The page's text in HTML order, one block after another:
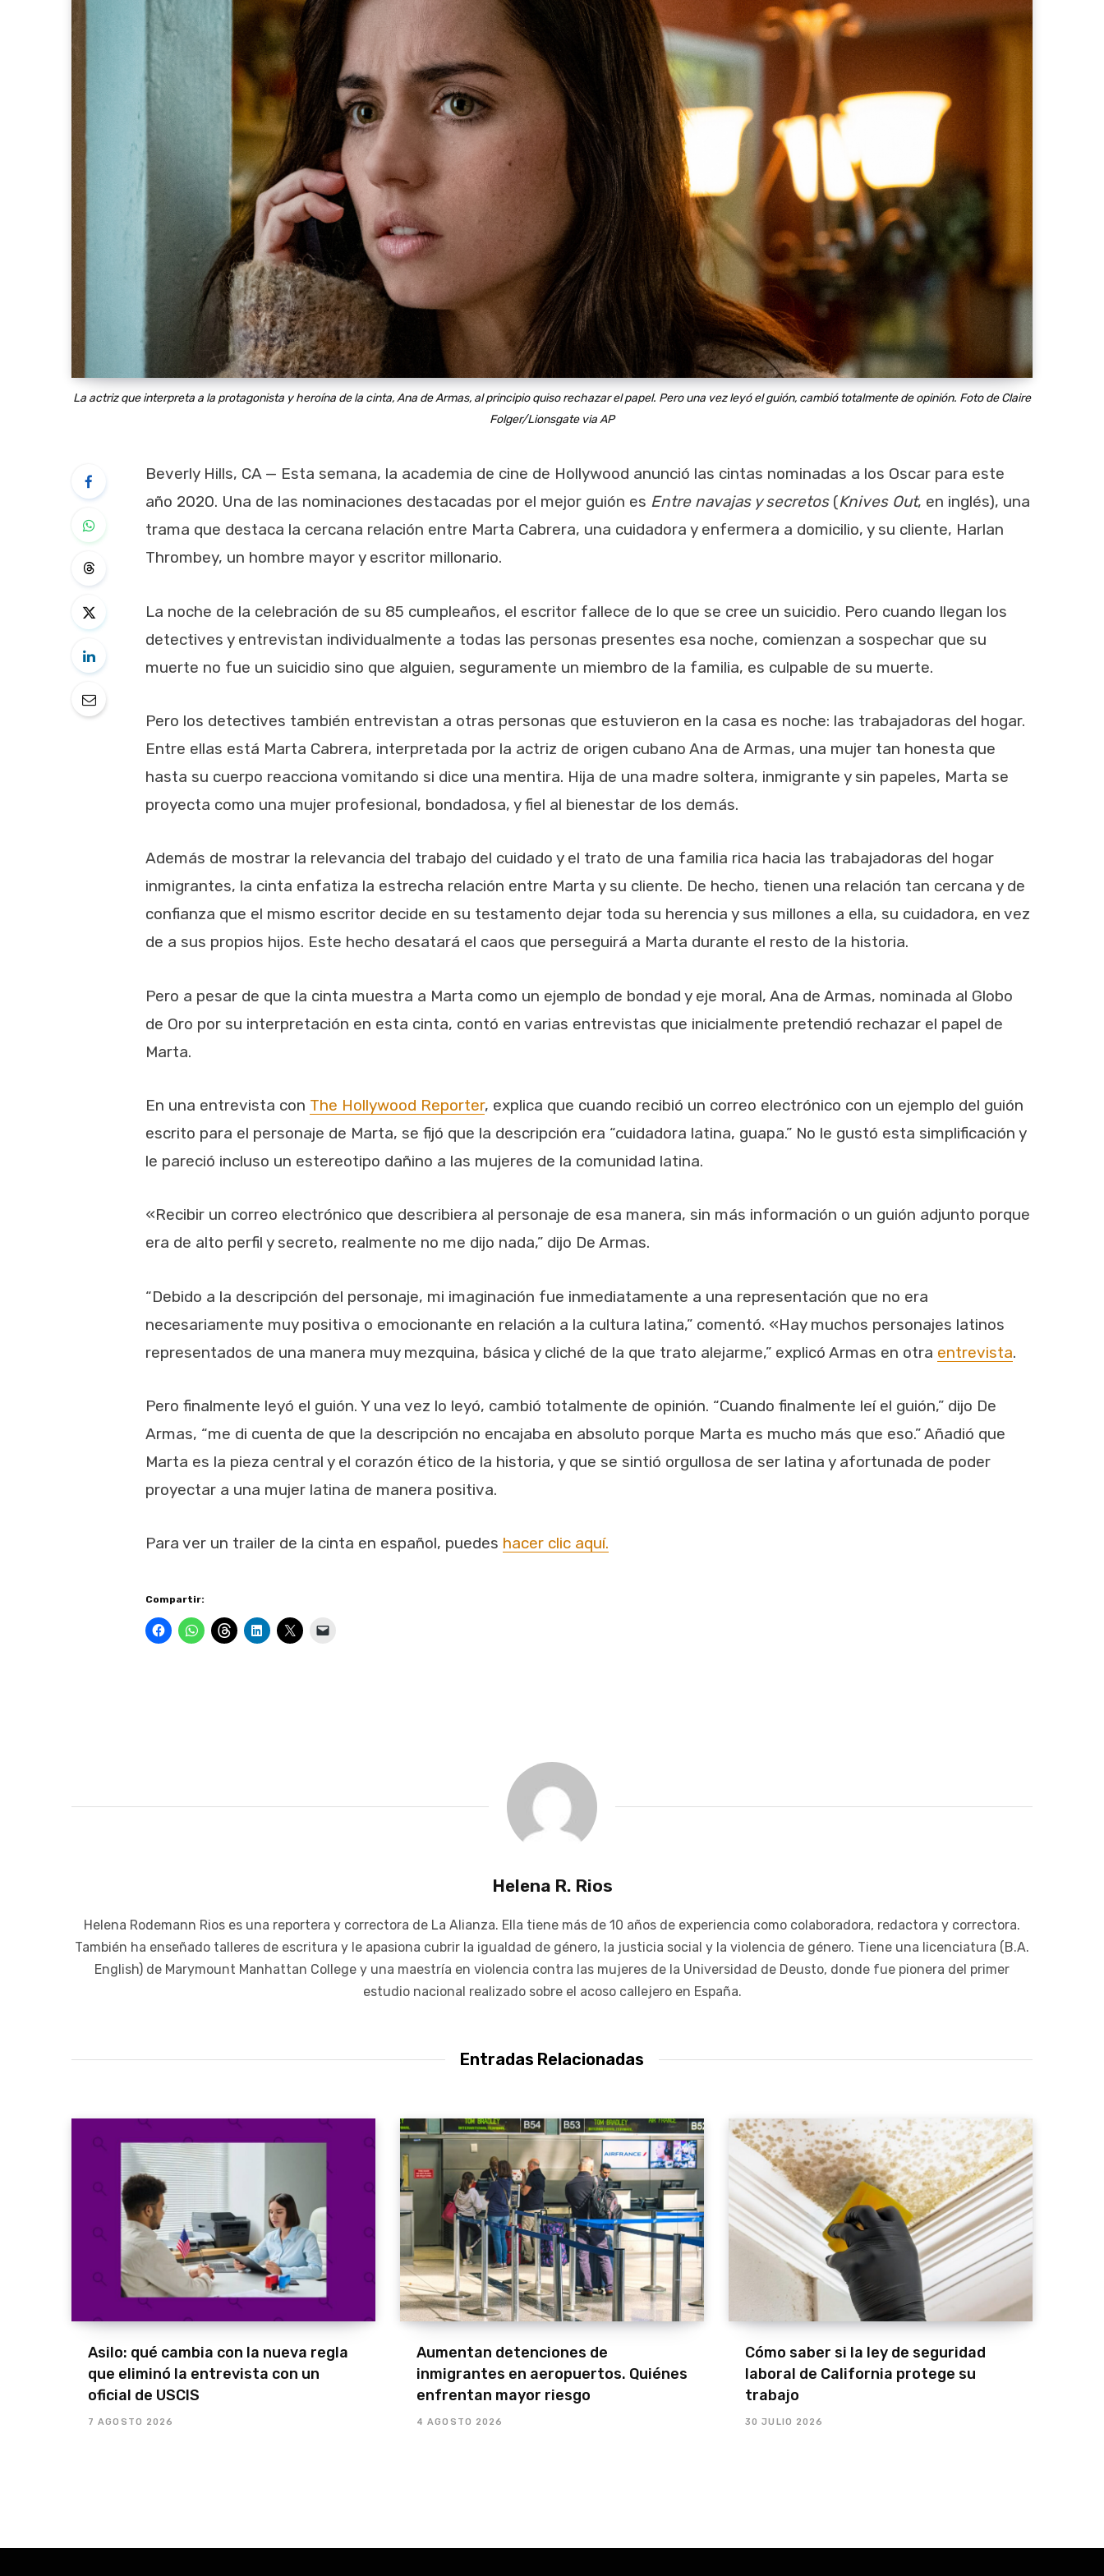
La actriz que interpreta a la protagonista y heroína de la cinta, Ana de Armas, al principio quiso rechazar el papel. Pero una vez leyó el guión, cambió totalmente de opinión. Foto de Claire
Folger/Lionsgate via AP
Beverly Hills, CA — Esta semana, la academia de cine de Hollywood anunció las cintas nominadas a los Oscar para este
año 2020. Una de las nominaciones destacadas por el mejor guión es Entre navajas y secretos (Knives Out, en inglés), una
trama que destaca la cercana relación entre Marta Cabrera, una cuidadora y enfermera a domicilio, y su cliente, Harlan
Thrombey, un hombre mayor y escritor millonario.
La noche de la celebración de su 85 cumpleaños, el escritor fallece de lo que se cree un suicidio. Pero cuando llegan los
detectives y entrevistan individualmente a todas las personas presentes esa noche, comienzan a sospechar que su
muerte no fue un suicidio sino que alguien, seguramente un miembro de la familia, es culpable de su muerte.
Pero los detectives también entrevistan a otras personas que estuvieron en la casa es noche: las trabajadoras del hogar.
Entre ellas está Marta Cabrera, interpretada por la actriz de origen cubano Ana de Armas, una mujer tan honesta que
hasta su cuerpo reacciona vomitando si dice una mentira. Hija de una madre soltera, inmigrante y sin papeles, Marta se
proyecta como una mujer profesional, bondadosa, y fiel al bienestar de los demás.
Además de mostrar la relevancia del trabajo del cuidado y el trato de una familia rica hacia las trabajadoras del hogar
inmigrantes, la cinta enfatiza la estrecha relación entre Marta y su cliente. De hecho, tienen una relación tan cercana y de
confianza que el mismo escritor decide en su testamento dejar toda su herencia y sus millones a ella, su cuidadora, en vez
de a sus propios hijos. Este hecho desatará el caos que perseguirá a Marta durante el resto de la historia.
Pero a pesar de que la cinta muestra a Marta como un ejemplo de bondad y eje moral, Ana de Armas, nominada al Globo
de Oro por su interpretación en esta cinta, contó en varias entrevistas que inicialmente pretendió rechazar el papel de
Marta.
En una entrevista con The Hollywood Reporter, explica que cuando recibió un correo electrónico con un ejemplo del guión
escrito para el personaje de Marta, se fijó que la descripción era “cuidadora latina, guapa.” No le gustó esta simplificación y
le pareció incluso un estereotipo dañino a las mujeres de la comunidad latina.
«Recibir un correo electrónico que describiera al personaje de esa manera, sin más información o un guión adjunto porque
era de alto perfil y secreto, realmente no me dijo nada,” dijo De Armas.
“Debido a la descripción del personaje, mi imaginación fue inmediatamente a una representación que no era
necesariamente muy positiva o emocionante en relación a la cultura latina,” comentó. «Hay muchos personajes latinos
representados de una manera muy mezquina, básica y cliché de la que trato alejarme,” explicó Armas en otra entrevista.
Pero finalmente leyó el guión. Y una vez lo leyó, cambió totalmente de opinión. “Cuando finalmente leí el guión,” dijo De
Armas, “me di cuenta de que la descripción no encajaba en absoluto porque Marta es mucho más que eso.” Añadió que
Marta es la pieza central y el corazón ético de la historia, y que se sintió orgullosa de ser latina y afortunada de poder
proyectar a una mujer latina de manera positiva.
Para ver un trailer de la cinta en español, puedes hacer clic aquí.
Compartir:
Helena R. Rios
Helena Rodemann Rios es una reportera y correctora de La Alianza. Ella tiene más de 10 años de experiencia como colaboradora, redactora y correctora.
También ha enseñado talleres de escritura y le apasiona cubrir la igualdad de género, la justicia social y la violencia de género. Tiene una licenciatura (B.A.
English) de Marymount Manhattan College y una maestría en violencia contra las mujeres de la Universidad de Deusto, donde fue pionera del primer
estudio nacional realizado sobre el acoso callejero en España.
Entradas Relacionadas
Asilo: qué cambia con la nueva regla
que eliminó la entrevista con un
oficial de USCIS
7 AGOSTO 2026
Aumentan detenciones de
inmigrantes en aeropuertos. Quiénes
enfrentan mayor riesgo
4 AGOSTO 2026
Cómo saber si la ley de seguridad
laboral de California protege su
trabajo
30 JULIO 2026